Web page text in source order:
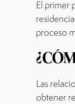
El primer
proceso
Las
obtener